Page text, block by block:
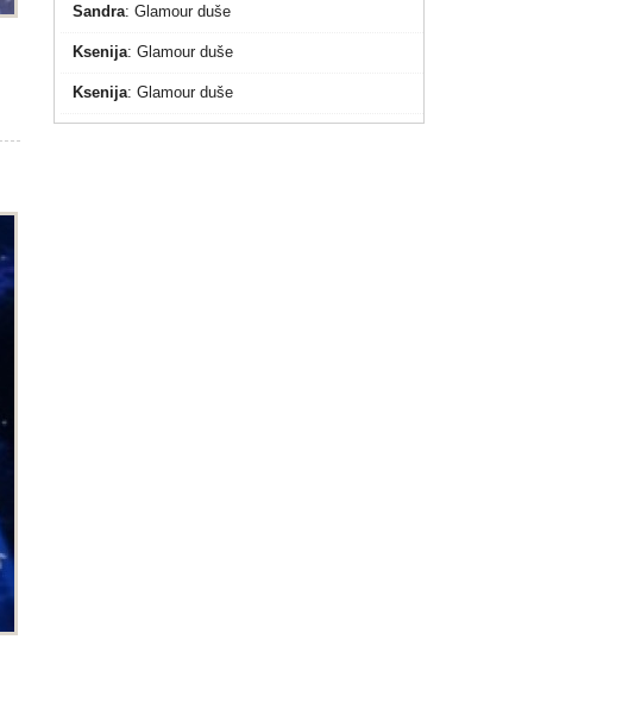
Sandra: Glamour duše
Ksenija: Glamour duše
Ksenija: Glamour duše